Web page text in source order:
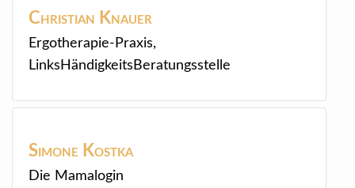
Christian Knauer
Ergotherapie-Praxis,
LinksHändigkeitsBeratungsstelle
Simone Kostka
Die Mamalogin